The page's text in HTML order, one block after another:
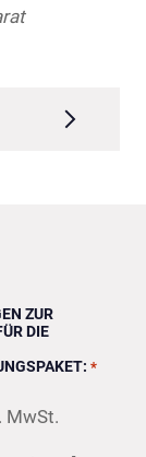
ZUR
DIE
*
MwSt.